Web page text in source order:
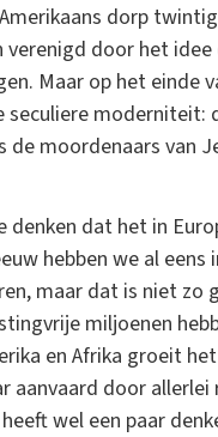
dorp
door het
Maar op het einde
seculiere
moordenaars van
dat het in
hebben we al
maar dat is niet
miljoenen
en Afrika groeit
aanvaard door
wel een paar